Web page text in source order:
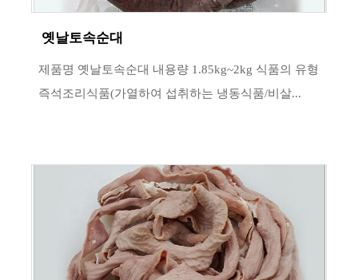
옛날토속순대
제품명 옛날토속순대 내용량 1.85kg~2kg 식품의 유형
즉석조리식품(가열하여 섭취하는 냉동식품/비살...